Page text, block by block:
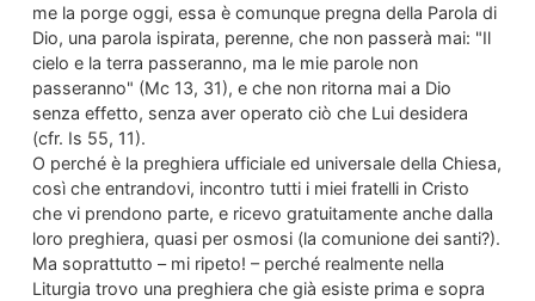
me la porge oggi, essa è comunque pregna della Parola di
Dio, una parola ispirata, perenne, che non passerà mai: "Il
cielo e la terra passeranno, ma le mie parole non
passeranno" (Mc 13, 31), e che non ritorna mai a Dio
senza effetto, senza aver operato ciò che Lui desidera
(cfr. Is 55, 11).
O perché è la preghiera ufficiale ed universale della Chiesa,
così che entrandovi, incontro tutti i miei fratelli in Cristo
che vi prendono parte, e ricevo gratuitamente anche dalla
loro preghiera, quasi per osmosi (la comunione dei santi?).
Ma soprattutto – mi ripeto! – perché realmente nella
Liturgia trovo una preghiera che già esiste prima e sopra